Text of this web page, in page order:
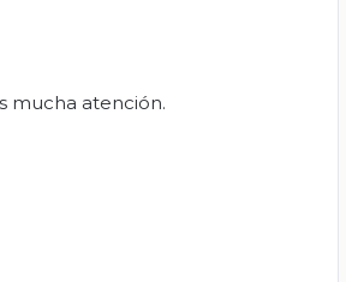
mucha atención.